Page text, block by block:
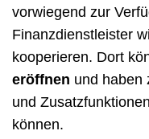
vorwiegend zur
Finanzdienstleister
kooperieren. Dort
eröffnen und haben
und
können.